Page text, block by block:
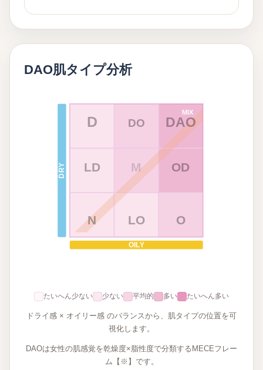
DAO肌タイプ分析
DRY
OILY
MIX
D DO DAO
LD M OD
N LO O
たいへん少ない 少ない 平均的 多い たいへん多い
ドライ感 × オイリー感 のバランスから、肌タイプの位置を可
視化します。
DAOは女性の肌感覚を乾燥度×脂性度で分類するMECEフレー
ム【※】です。